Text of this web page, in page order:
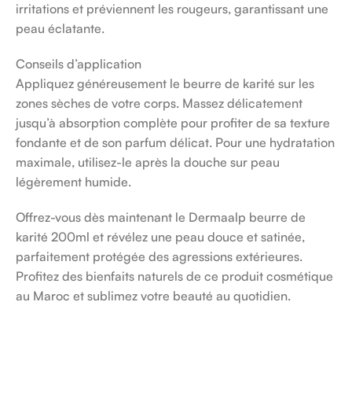
irritations et préviennent les rougeurs, garantissant une
peau éclatante.
Conseils d’application
Appliquez généreusement le beurre de karité sur les
zones sèches de votre corps. Massez délicatement
jusqu’à absorption complète pour profiter de sa texture
fondante et de son parfum délicat. Pour une hydratation
maximale, utilisez-le après la douche sur peau
légèrement humide.
Offrez-vous dès maintenant le Dermaalp beurre de
karité 200ml et révélez une peau douce et satinée,
parfaitement protégée des agressions extérieures.
Profitez des bienfaits naturels de ce produit cosmétique
au Maroc et sublimez votre beauté au quotidien.